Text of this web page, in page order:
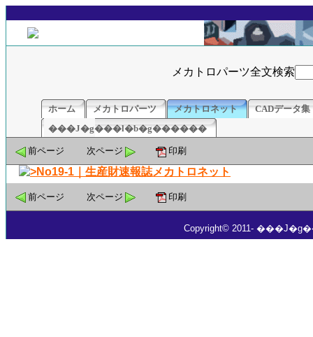
メカトロパーツ全文検索
ホーム メカトロパーツ メカトロネット
CADデータ集
���J�g���l�b�g������
前ページ 次ページ 印刷
前ページ 次ページ 印刷
Copyright© 2011-